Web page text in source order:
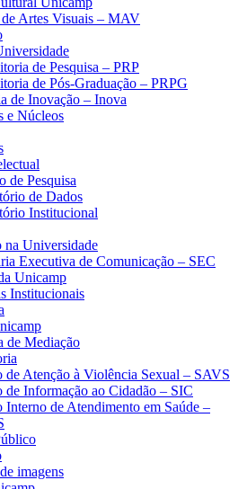
Artes Visuais – MAV
de Pesquisa – PRP
de Pós-Graduação – PRPG
de Inovação – Inova
e Núcleos
de Pesquisa
de Dados
Institucional
na Universidade
Executiva de Comunicação – SEC
Unicamp
Institucionais
de Mediação
de Atenção à Violência Sexual – SAVS
de Informação ao Cidadão – SIC
Interno de Atendimento em Saúde –
imagens